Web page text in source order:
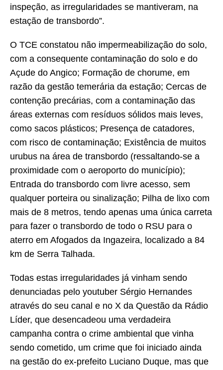
inspeção, as irregularidades se mantiveram, na
estação de transbordo”.
O TCE constatou não impermeabilização do solo,
com a consequente contaminação do solo e do
Açude do Angico; Formação de chorume, em
razão da gestão temerária da estação; Cercas de
contenção precárias, com a contaminação das
áreas externas com resíduos sólidos mais leves,
como sacos plásticos; Presença de catadores,
com risco de contaminação; Existência de muitos
urubus na área de transbordo (ressaltando-se a
proximidade com o aeroporto do município);
Entrada do transbordo com livre acesso, sem
qualquer porteira ou sinalização; Pilha de lixo com
mais de 8 metros, tendo apenas uma única carreta
para fazer o transbordo de todo o RSU para o
aterro em Afogados da Ingazeira, localizado a 84
km de Serra Talhada.
Todas estas irregularidades já vinham sendo
denunciadas pelo youtuber Sérgio Hernandes
através do seu canal e no X da Questão da Rádio
Líder, que desencadeou uma verdadeira
campanha contra o crime ambiental que vinha
sendo cometido, um crime que foi iniciado ainda
na gestão do ex-prefeito Luciano Duque, mas que